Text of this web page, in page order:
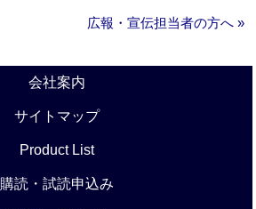
広報・宣伝担当者の方へ »
会社案内
サイトマップ
Product List
購読・試読申込み